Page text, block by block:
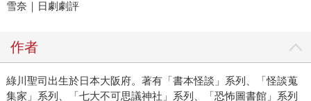
雪奈｜日劇劇評
作者
綠川聖司出生於日本大阪府。著有「書本怪談」系列、「怪談蒐
集家」系列、「七大不可思議神社」系列、「恐怖圖書館」系列